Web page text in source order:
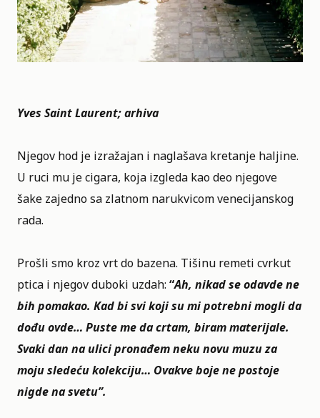
Yves Saint Laurent; arhiva
Njegov hod je izražajan i naglašava kretanje haljine.
U ruci mu je cigara, koja izgleda kao deo njegove
šake zajedno sa zlatnom narukvicom venecijanskog
rada.
Prošli smo kroz vrt do bazena. Tišinu remeti cvrkut
ptica i njegov duboki uzdah: “Ah, nikad se odavde ne
bih pomakao. Kad bi svi koji su mi potrebni mogli da
dođu ovde… Puste me da crtam, biram materijale.
Svaki dan na ulici pronađem neku novu muzu za
moju sledeću kolekciju… Ovakve boje ne postoje
nigde na svetu”.